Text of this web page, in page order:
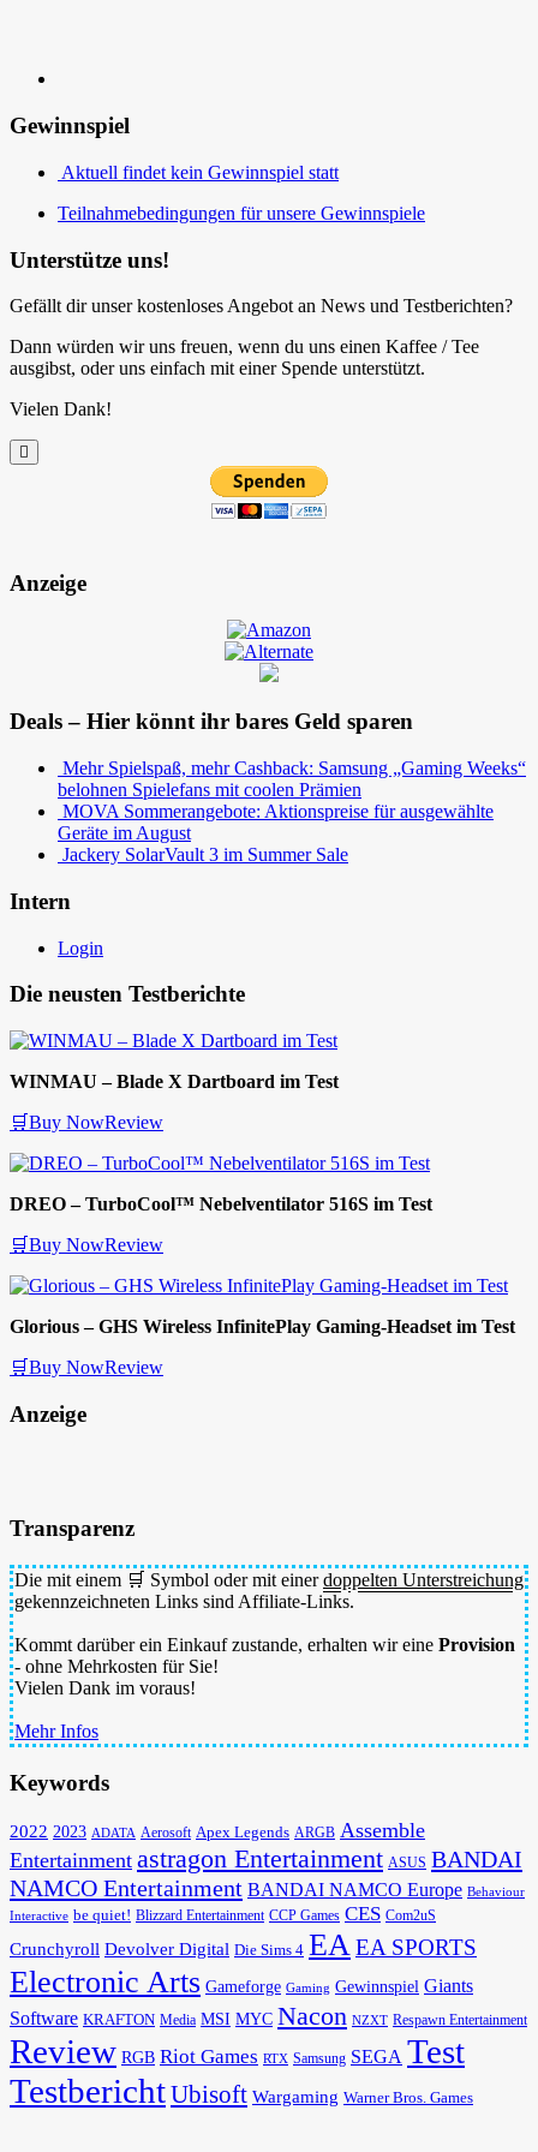
Gewinnspiel
Aktuell findet kein Gewinnspiel statt
Teilnahmebedingungen für unsere Gewinnspiele
Unterstütze uns!
Gefällt dir unser kostenloses Angebot an News und Testberichten?
Dann würden wir uns freuen, wenn du uns einen Kaffee / Tee
ausgibst, oder uns einfach mit einer Spende unterstützt.
Vielen Dank!
Anzeige
Deals – Hier könnt ihr bares Geld sparen
Mehr Spielspaß, mehr Cashback: Samsung „Gaming Weeks“
belohnen Spielefans mit coolen Prämien
MOVA Sommerangebote: Aktionspreise für ausgewählte
Geräte im August
Jackery SolarVault 3 im Summer Sale
Intern
Login
Die neusten Testberichte
WINMAU – Blade X Dartboard im Test
🛒Buy NowReview
DREO – TurboCool™ Nebelventilator 516S im Test
🛒Buy NowReview
Glorious – GHS Wireless InfinitePlay Gaming-Headset im Test
🛒Buy NowReview
Anzeige
Transparenz
Die mit einem 🛒 Symbol oder mit einerdoppelten Unterstreichung
gekennzeichneten Links sind Affiliate-Links.
Kommt darüber ein Einkauf zustande, erhalten wir eine Provision
- ohne Mehrkosten für Sie!
Vielen Dank im voraus!
Mehr Infos
Keywords
2022 2023 ADATA Aerosoft Apex Legends ARGB Assemble
Entertainment astragon Entertainment ASUS BANDAI
NAMCO Entertainment BANDAI NAMCO Europe Behaviour
Interactive be quiet! Blizzard Entertainment CCP Games CES Com2uS
Crunchyroll Devolver Digital Die Sims 4 EAEA SPORTS
Electronic Arts Gameforge Gaming Gewinnspiel Giants
Software KRAFTON Media MSI MYC Nacon NZXT Respawn Entertainment
Review RGB Riot Games RTX Samsung SEGA Test
TestberichtUbisoft Wargaming Warner Bros. Games